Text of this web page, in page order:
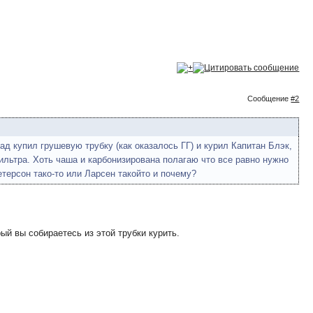
Сообщение#2
купил грушевую трубку (как оказалось ГГ) и курил Капитан Блэк,
Хоть чаша и карбонизирована полагаю что все равно нужно
тако-то или Ларсен такойто и почему?
вы собираетесь из этой трубки курить.